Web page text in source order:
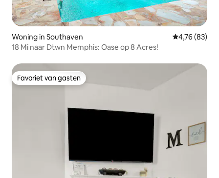
Woning in Southaven Gemiddelde
4,76 (83)
18 Mi naar Dtwn Memphis: Oase op 8 Acres!
Favoriet van gasten
Favoriet van gasten